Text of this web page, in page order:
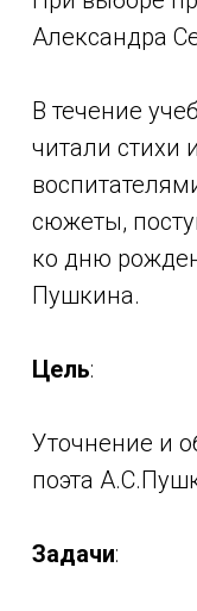
Александра
В течение
читали стихи
сюжеты,
ко дню
Пушкина.
Цель:
Уточнение и
поэта
Задачи: